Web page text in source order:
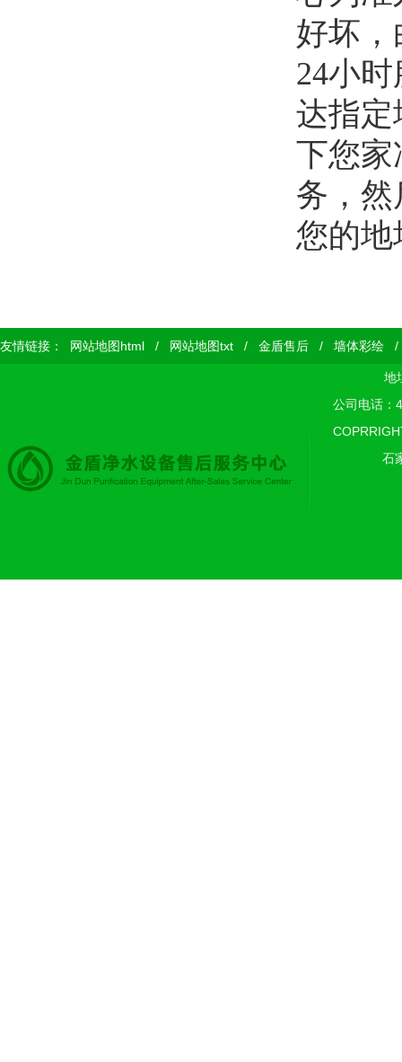
好坏
24小
达指定
下您家
务，
您的
友情链接： 网站地图html / 网站地图txt / 金盾售后 / 墙体彩绘
地
公司电话：
石